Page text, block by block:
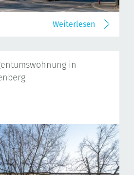
Weiterlesen
in